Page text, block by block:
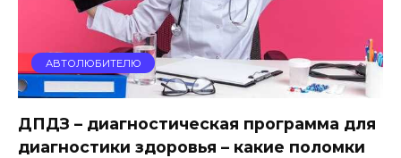
АВТОЛЮБИТЕЛЮ
ДПДЗ – диагностическая программа для
диагностики здоровья – какие поломки